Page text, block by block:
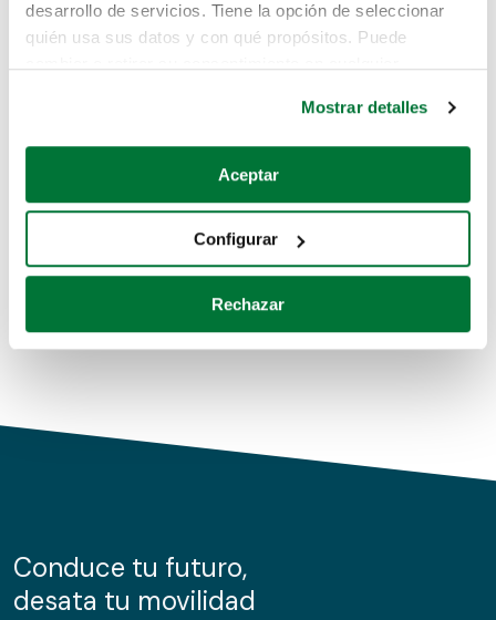
desarrollo de servicios. Tiene la opción de seleccionar
quién usa sus datos y con qué propósitos. Puede
Si lo permite, también quisiéramos:
Recopilar información sobre su ubicación geográfica
Identificar su dispositivo analizándolo activamente
para buscar características específicas (huellas
Obtenga más información sobre cómo se procesan sus
de cookies.
información sobre el uso que haga del sitio web con
nuestros partners de redes sociales, publicidad y análisis
Mostrar detalles
Aceptar
Configurar
Rechazar
Pero puedes encontrar el coche que estás
buscando en alguno de estos enlaces:
Coches de segunda mano
Coches de km0
Conduce tu futuro,
desata tu movilidad